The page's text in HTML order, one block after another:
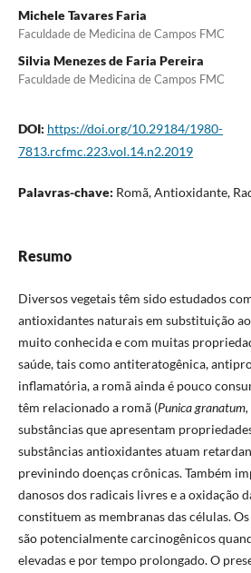
Michele Tavares Faria
Faculdade de Medicina de Campos FMC
Silvia Menezes de Faria Pereira
Faculdade de Medicina de Campos FMC
DOI: https://doi.org/10.29184/1980-
7813.rcfmc.223.vol.14.n2.2019
Palavras-chave: Romã, Antioxidante,
Resumo
Diversos vegetais têm sido estudados
antioxidantes naturais em substituição
muito conhecida e com muitas
saúde, tais como antiteratogênica,
inflamatória, a romã ainda é pouco
têm relacionado a romã (Punica granatum,
substâncias que apresentam
substâncias antioxidantes atuam
previnindo doenças crônicas. Também
danosos dos radicais livres e a oxidação
constituem as membranas das células.
são potencialmente carcinogênicos
elevadas e por tempo prolongado. O